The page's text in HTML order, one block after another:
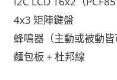
4x3 矩陣鍵盤
蜂鳴器（主動或被動皆
麵包板 + 杜邦線